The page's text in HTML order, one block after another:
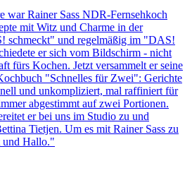
war Rainer Sass NDR-Fernsehkoch
mit Witz und Charme in der
schmeckt" und regelmäßig im "DAS!
er sich vom Bildschirm - nicht
fürs Kochen. Jetzt versammelt er seine
"Schnelles für Zwei": Gerichte
und unkompliziert, mal raffiniert für
abgestimmt auf zwei Portionen.
er bei uns im Studio zu und
Tietjen. Um es mit Rainer Sass zu
und Hallo."